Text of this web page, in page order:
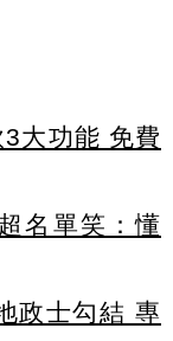
大功能 免費
名單笑：懂
政士勾結 專